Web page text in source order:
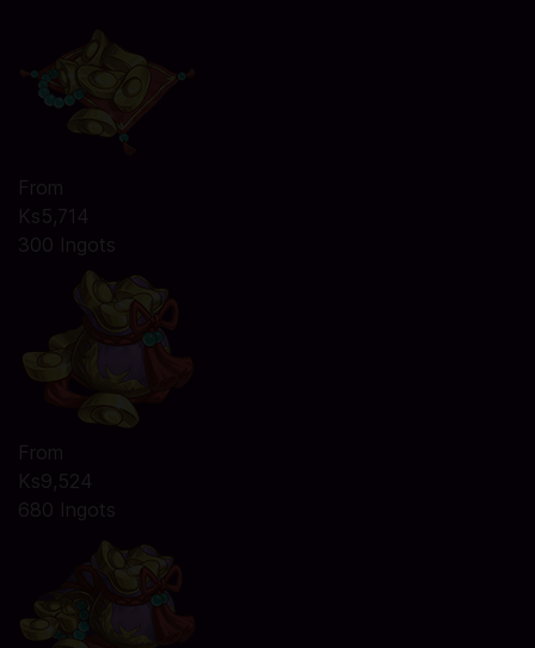
From
Ks5,714
300 Ingots
From
Ks9,524
680 Ingots